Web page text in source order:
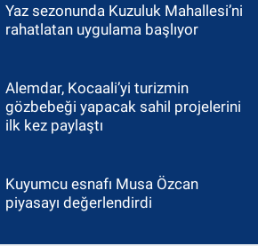
Yaz sezonunda Kuzuluk Mahallesi’ni
rahatlatan uygulama başlıyor
Alemdar, Kocaali’yi turizmin
gözbebeği yapacak sahil projelerini
ilk kez paylaştı
Kuyumcu esnafı Musa Özcan
piyasayı değerlendirdi